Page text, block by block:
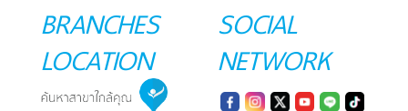
BRANCHES
LOCATION
SOCIAL
NETWORK